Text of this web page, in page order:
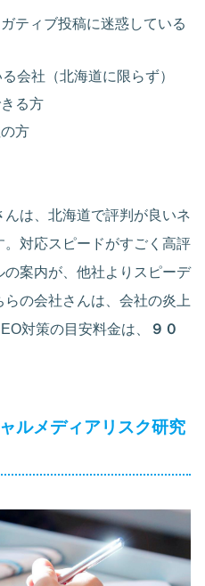
ティブ投稿に迷惑している
会社（北海道に限らず）
る方
方
は、北海道で評判が良いネ
対応スピードがすごく高評
案内が、他社よりスピーデ
の会社さんは、会社の炎上
対策の目安料金は、
９０
ルメディアリスク研究